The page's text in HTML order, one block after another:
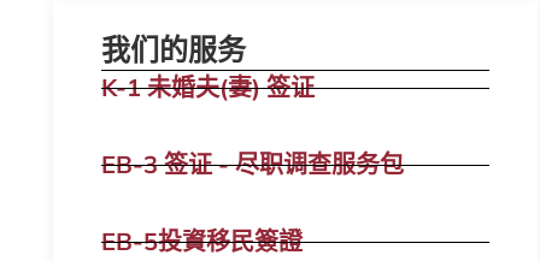
我们的服务
K-1 未婚夫(妻) 签证
EB-3 签证 - 尽职调查服务包
EB-5投資移民簽證